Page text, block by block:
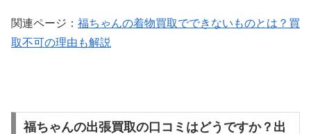
関連ページ： 福ちゃんの着物買取でできないものとは？買
取不可の理由も解説
福ちゃんの出張買取の口コミはどうですか？出